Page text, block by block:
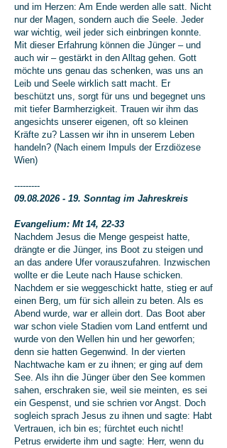
und im Herzen: Am Ende werden alle satt. Nicht
nur der Magen, sondern auch die Seele. Jeder
war wichtig, weil jeder sich einbringen konnte.
Mit dieser Erfahrung können die Jünger – und
auch wir – gestärkt in den Alltag gehen. Gott
möchte uns genau das schenken, was uns an
Leib und Seele wirklich satt macht. Er
beschützt uns, sorgt für uns und begegnet uns
mit tiefer Barmherzigkeit. Trauen wir ihm das
angesichts unserer eigenen, oft so kleinen
Kräfte zu? Lassen wir ihn in unserem Leben
handeln? (Nach einem Impuls der Erzdiözese
Wien)
---------
09.08.2026 - 19. Sonntag im Jahreskreis
Evangelium: Mt 14, 22-33
Nachdem Jesus die Menge gespeist hatte,
drängte er die Jünger, ins Boot zu steigen und
an das andere Ufer vorauszufahren. Inzwischen
wollte er die Leute nach Hause schicken.
Nachdem er sie weggeschickt hatte, stieg er auf
einen Berg, um für sich allein zu beten. Als es
Abend wurde, war er allein dort. Das Boot aber
war schon viele Stadien vom Land entfernt und
wurde von den Wellen hin und her geworfen;
denn sie hatten Gegenwind. In der vierten
Nachtwache kam er zu ihnen; er ging auf dem
See. Als ihn die Jünger über den See kommen
sahen, erschraken sie, weil sie meinten, es sei
ein Gespenst, und sie schrien vor Angst. Doch
sogleich sprach Jesus zu ihnen und sagte: Habt
Vertrauen, ich bin es; fürchtet euch nicht!
Petrus erwiderte ihm und sagte: Herr, wenn du